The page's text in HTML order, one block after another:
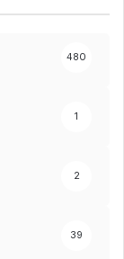
480
1
2
39